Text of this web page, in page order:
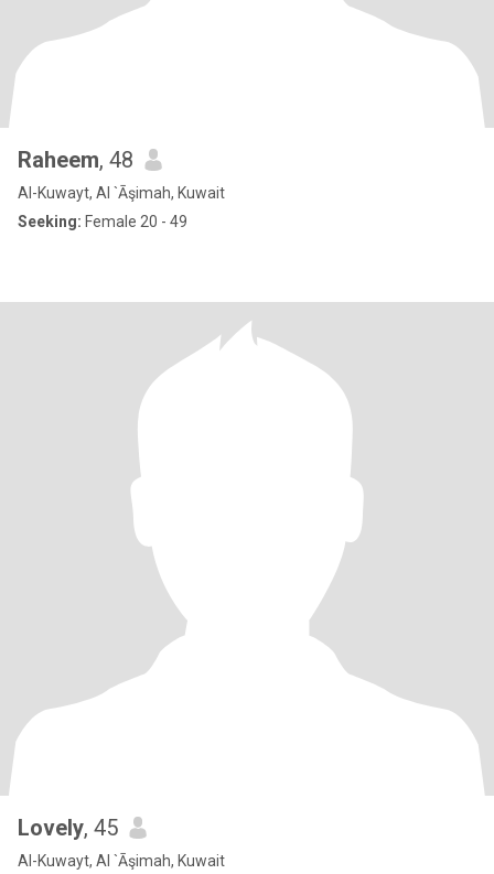
Raheem, 48
Al-Kuwayt, Al `Āşimah, Kuwait
Seeking: Female 20 - 49
Lovely, 45
Al-Kuwayt, Al `Āşimah, Kuwait